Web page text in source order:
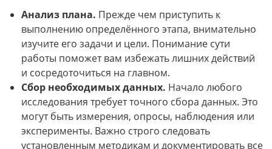
Анализ плана. Прежде чем приступить к
выполнению определённого этапа, внимательно
изучите его задачи и цели. Понимание сути
работы поможет вам избежать лишних действий
и сосредоточиться на главном.
Сбор необходимых данных. Начало любого
исследования требует точного сбора данных. Это
могут быть измерения, опросы, наблюдения или
эксперименты. Важно строго следовать
установленным методикам и документировать все